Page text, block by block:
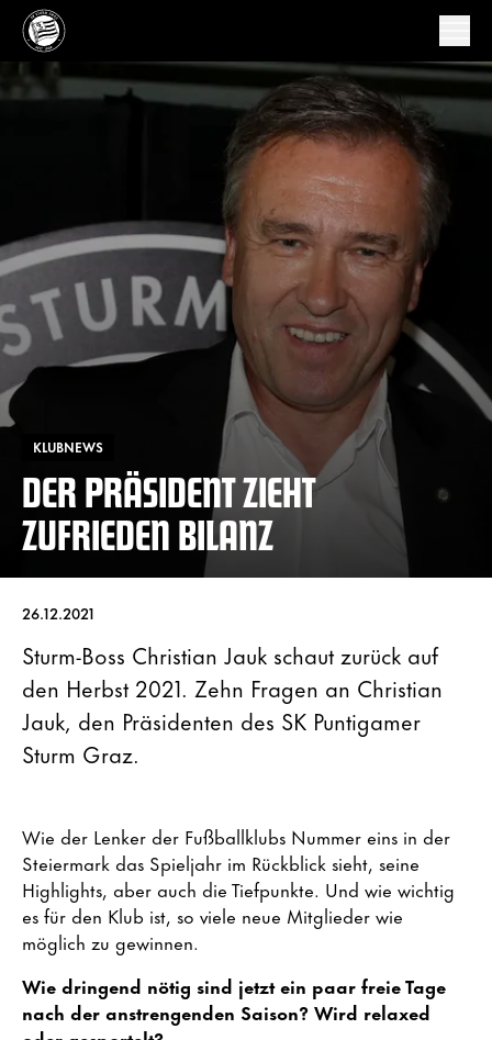
KLUBNEWS
DER PRÄSIDENT ZIEHT
ZUFRIEDEN BILANZ
26.12.2021
Sturm-Boss Christian Jauk schaut zurück auf
den Herbst 2021. Zehn Fragen an Christian
Jauk, den Präsidenten des SK Puntigamer
Sturm Graz.
Wie der Lenker der Fußballklubs Nummer eins in der
Steiermark das Spieljahr im Rückblick sieht, seine
Highlights, aber auch die Tiefpunkte. Und wie wichtig
es für den Klub ist, so viele neue Mitglieder wie
möglich zu gewinnen.
Wie dringend nötig sind jetzt ein paar freie Tage
nach der anstrengenden Saison? Wird relaxed